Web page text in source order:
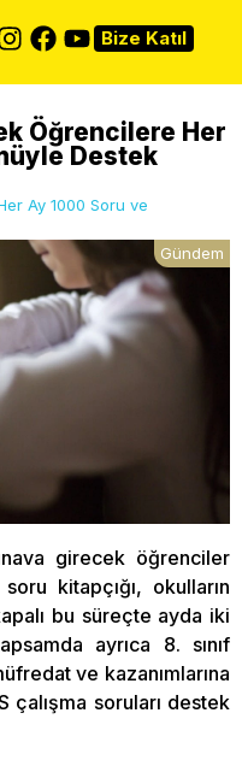
Bize Katıl
Öğrencilere Her
Destek
Ay 1000 Soru ve
Gündem
girecek öğrenciler
kitapçığı, okulların
bu süreçte ayda iki
ayrıca 8. sınıf
ve kazanımlarına
çalışma soruları destek